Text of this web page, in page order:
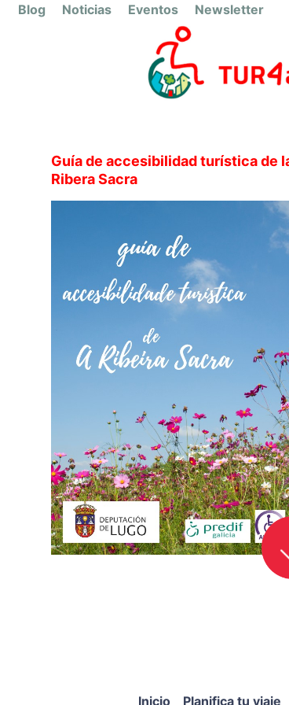
Blog Noticias Eventos Newsletter
Guía de accesibilidad turística de
Ribera Sacra
Inicio Planifica tu viaje